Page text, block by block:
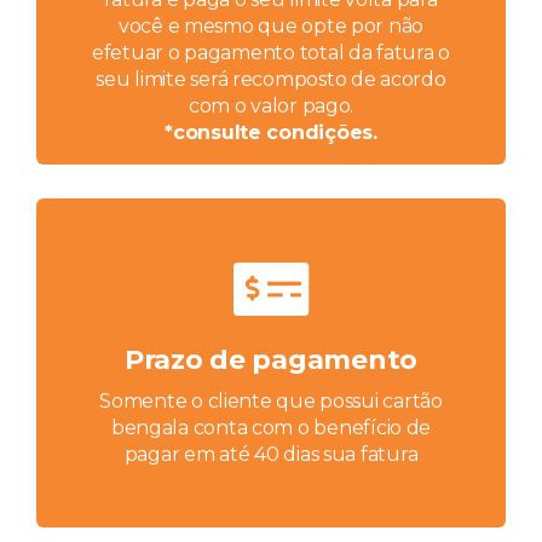
você e mesmo que opte por não
efetuar o pagamento total da fatura o
seu limite será recomposto de acordo
com o valor pago.
*consulte condições.
Prazo de pagamento
Somente o cliente que possui cartão
bengala conta com o benefício de
pagar em até 40 dias sua fatura